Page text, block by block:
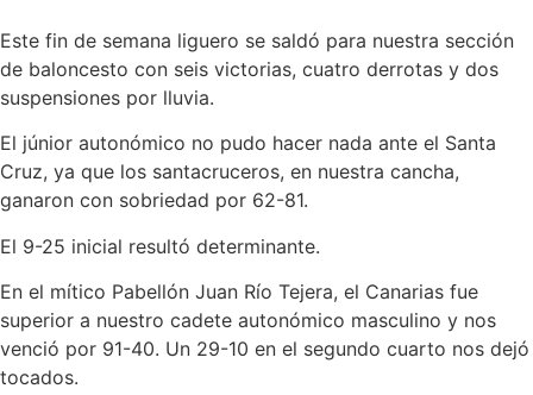
Este fin de semana liguero se saldó para nuestra sección
de baloncesto con seis victorias, cuatro derrotas y dos
suspensiones por lluvia.
El júnior autonómico no pudo hacer nada ante el Santa
Cruz, ya que los santacruceros, en nuestra cancha,
ganaron con sobriedad por 62-81.
El 9-25 inicial resultó determinante.
En el mítico Pabellón Juan Río Tejera, el Canarias fue
superior a nuestro cadete autonómico masculino y nos
venció por 91-40. Un 29-10 en el segundo cuarto nos dejó
tocados.